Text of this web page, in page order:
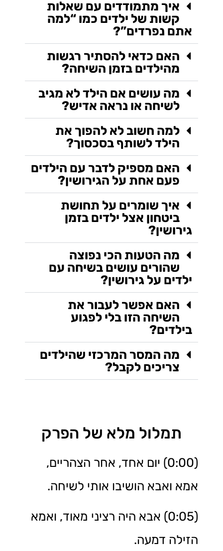
איך מתמודדים עם שאלות
קשות של ילדים כמו “למה
אתם נפרדים”?
האם כדאי להסתיר רגשות
מהילדים בזמן השיחה?
מה עושים אם הילד לא מגיב
לשיחה או נראה אדיש?
למה חשוב לא להפוך את
הילד לשותף בסכסוך?
האם מספיק לדבר עם הילדים
פעם אחת על הגירושין?
איך שומרים על תחושת
ביטחון אצל ילדים בזמן
גירושין?
מה הטעות הכי נפוצה
שהורים עושים בשיחה עם
ילדים על גירושין?
האם אפשר לעבור את
השיחה הזו בלי לפגוע
בילדים?
מה המסר המרכזי שהילדים
צריכים לקבל?
תמלול מלא של הפרק
(0:00) יום אחד, אחר הצהריים,
אמא ואבא הושיבו אותי לשיחה.
(0:05) אבא היה רציני מאוד, ואמא
הזילה דמעה.